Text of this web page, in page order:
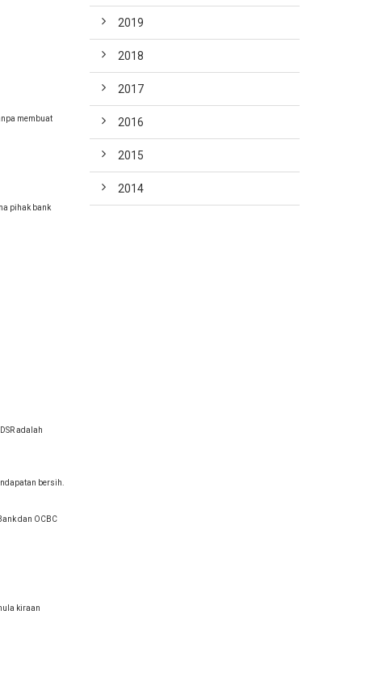
membuat
pihak bank
adalah
bersih.
dan OCBC
kiraan
2019
2018
2017
2016
2015
2014